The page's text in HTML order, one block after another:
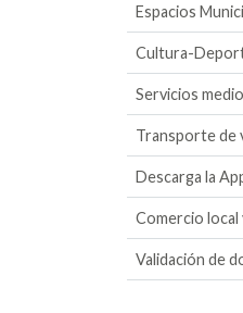
Espacios
Cultura-
Servicios
Transporte de
Descarga la
Comercio local
Validación de